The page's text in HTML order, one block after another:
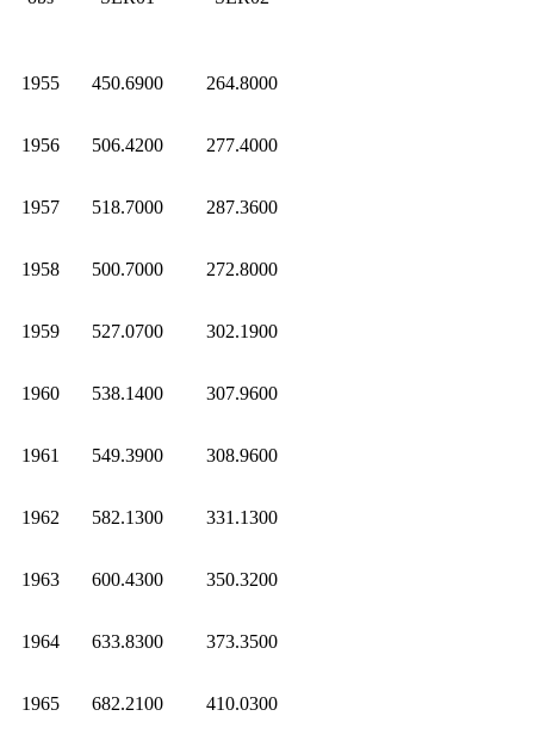
1955 450.6900 264.8000
1956 506.4200 277.4000
1957 518.7000 287.3600
1958 500.7000 272.8000
1959 527.0700 302.1900
1960 538.1400 307.9600
1961 549.3900 308.9600
1962 582.1300 331.1300
1963 600.4300 350.3200
1964 633.8300 373.3500
1965 682.2100 410.0300